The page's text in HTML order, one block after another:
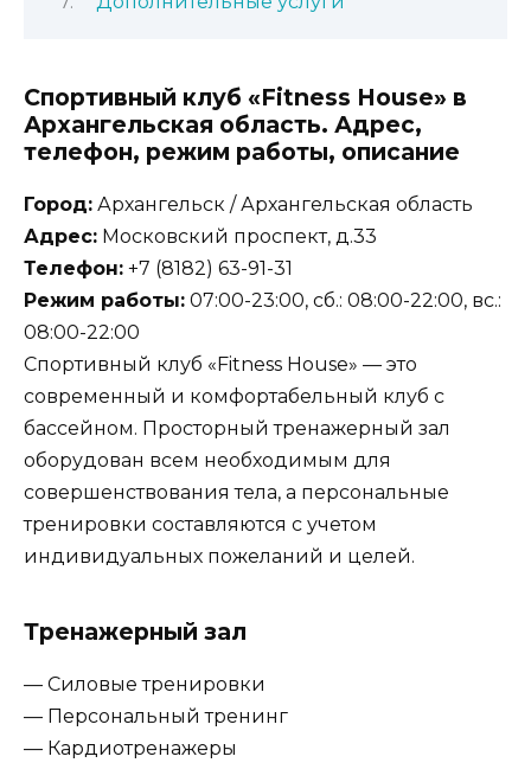
Спортивный клуб «Fitness House» в
Архангельская область. Адрес,
телефон, режим работы, описание
Город: Архангельск / Архангельская область
Адрес: Московский проспект, д.33
Телефон: +7 (8182) 63-91-31
Режим работы: 07:00-23:00, сб.: 08:00-22:00, вс.:
08:00-22:00
Спортивный клуб «Fitness House» — это
современный и комфортабельный клуб с
бассейном. Просторный тренажерный зал
оборудован всем необходимым для
совершенствования тела, а персональные
тренировки составляются с учетом
индивидуальных пожеланий и целей.
Тренажерный зал
— Силовые тренировки
— Персональный тренинг
— Кардиотренажеры